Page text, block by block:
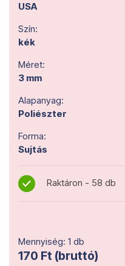
USA
Szín:
kék
Méret:
3 mm
Alapanyag:
Poliészter
Forma:
Sujtás
Raktáron - 58 db
Mennyiség: 1 db
170 Ft (bruttó)